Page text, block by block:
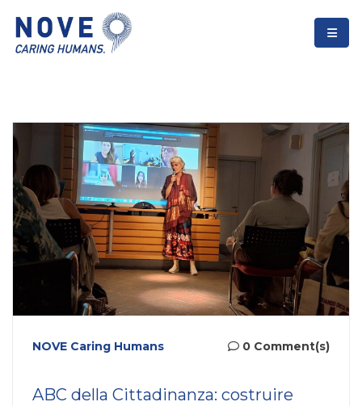
NOVE Caring Humans 0 Comment(s)
ABC della Cittadinanza: costruire